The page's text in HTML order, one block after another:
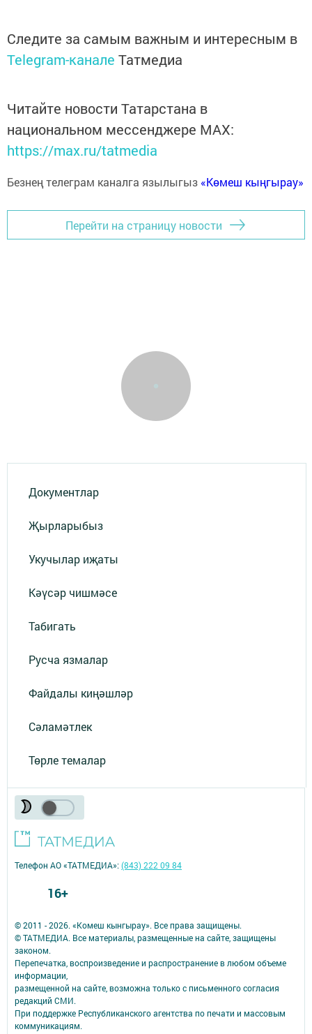
Следите за самым важным и интересным в
Telegram-канале Татмедиа
Читайте новости Татарстана в
национальном мессенджере MАХ:
https://max.ru/tatmedia
Безнең телеграм каналга язылыгыз «Көмеш кыңгырау»
Перейти на страницу новости
Документлар
Җырларыбыз
Укучылар иҗаты
Кәүсәр чишмәсе
Табигать
Русча язмалар
Файдалы киңәшләр
Сәламәтлек
Төрле темалар
© 2011 - 2026. «Комеш кынгырау». Все права защищены.
© ТАТМЕДИА. Все материалы, размещенные на сайте, защищены
законом.
Перепечатка, воспроизведение и распространение в любом объеме
информации,
размещенной на сайте, возможна только с письменного согласия
редакций СМИ.
При поддержке Республиканского агентства по печати и массовым
коммуникациям.
Телефон АО «ТАТМЕДИА»:(843) 222 09 84
16+